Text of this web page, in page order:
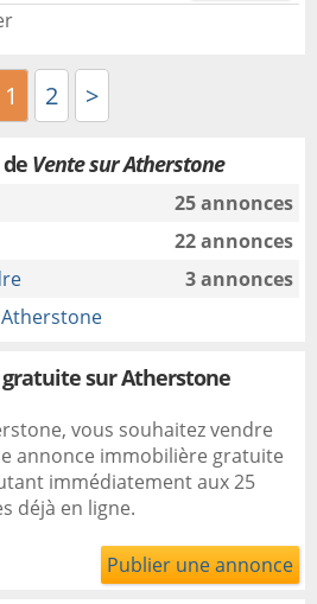
1 2 >
Vente sur Atherstone
25 annonces
22 annonces
3 annonces
gratuite sur Atherstone
vous souhaitez vendre
annonce immobilière gratuite
immédiatement aux 25
déjà en ligne.
Publier une annonce